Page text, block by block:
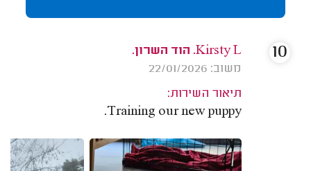
Kirsty L. הוד השרון.
משוב: 22/01/2026
תיאור השירות:
Training our new puppy.
10